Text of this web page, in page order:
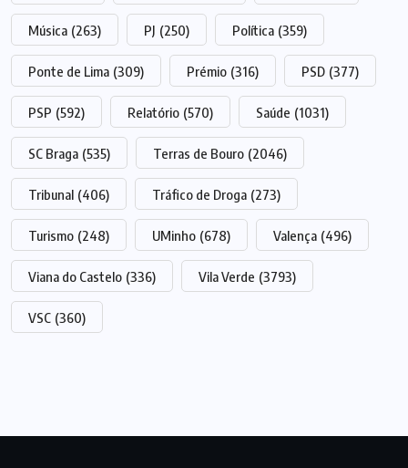
Música (263) PJ (250) Política (359)
Ponte de Lima (309) Prémio (316) PSD (377)
PSP (592) Relatório (570) Saúde (1031)
SC Braga (535) Terras de Bouro (2046)
Tribunal (406) Tráfico de Droga (273)
Turismo (248) UMinho (678) Valença (496)
Viana do Castelo (336) Vila Verde (3793)
VSC (360)